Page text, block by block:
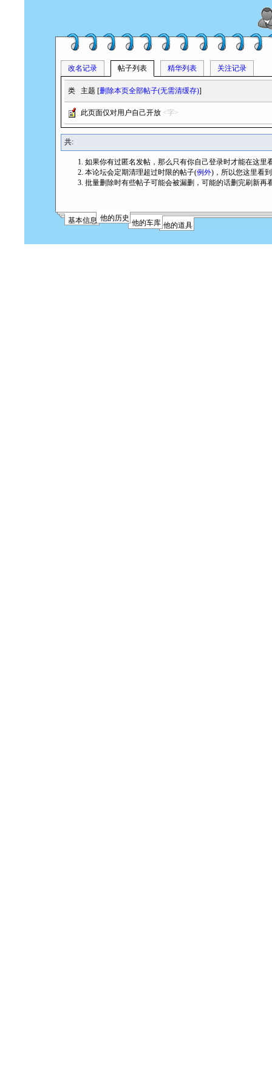
改名记录 帖子列表 精华列表 关注记录
类 主题 [删除本页全部帖子(无需清缓存)]
此页面仅对用户自己开放 <字>
共:
如果你有过匿名发帖，那么只有你自己登录时才能在这里
本论坛会定期清理超过时限的帖子(例外)，所以您这里看
批量删除时有些帖子可能会被漏删，可能的话删完刷新再
基本信息 他的历史
他的车库 他的道具